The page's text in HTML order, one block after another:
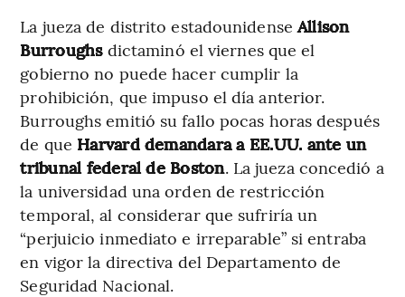
La jueza de distrito estadounidenseAllison
Burroughs dictaminó el viernes que el
gobierno no puede hacer cumplir la
prohibición, que impuso el día anterior.
Burroughs emitió su fallo pocas horas después
de que Harvard demandara a EE.UU. ante un
tribunal federal de Boston. La jueza concedió a
la universidad una orden de restricción
temporal, al considerar que sufriría un
“perjuicio inmediato e irreparable” si entraba
en vigor la directiva del Departamento de
Seguridad Nacional.